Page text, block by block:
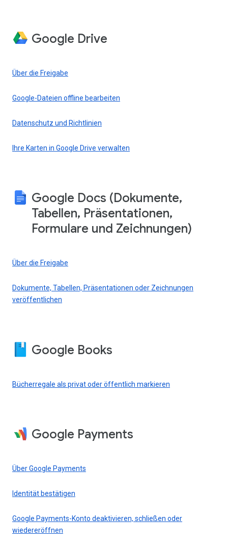
Google Drive
Über die Freigabe
Google-Dateien offline bearbeiten
Datenschutz und Richtlinien
Ihre Karten in Google Drive verwalten
Google Docs (Dokumente,
Tabellen, Präsentationen,
Formulare und Zeichnungen)
Über die Freigabe
Dokumente, Tabellen, Präsentationen oder Zeichnungen
veröffentlichen
Google Books
Bücherregale als privat oder öffentlich markieren
Google Payments
Über Google Payments
Identität bestätigen
Google Payments-Konto deaktivieren, schließen oder
wiedereröffnen